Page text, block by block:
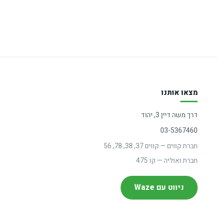
מצאו אותנו
דרך משה דיין 3, יהוד
03-5367460
חברת קווים — קווים 37, 38, 78, 56
חברת ואוליה — קו 475
ניווט עם Waze